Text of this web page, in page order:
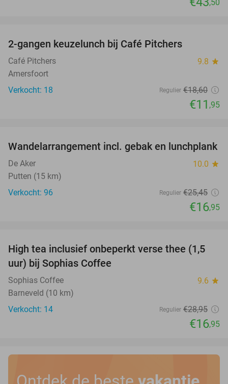
,50
2-gangen keuzelunch bij Café Pitchers
Café Pitchers 9.8 star
Amersfoort
Verkocht: 18
Regulier €18,60
€11 ,95
33%
Wandelarrangement incl. gebak en lunchplank
De Aker 10.0 star
Putten (15 km)
Verkocht: 96
Regulier €25,45
€16,95
41%
High tea inclusief onbeperkt verse thee (1,5
uur) bij Sophias Coffee
Sophias Coffee 9.6 star
Barneveld (10 km)
Verkocht: 14
Regulier €28,95
€16,95